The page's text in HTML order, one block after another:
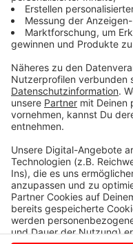
Gast in den
Ergebnis, auf das wir
sagt ASL-Leiterin
die
Anzeige
Anzeige